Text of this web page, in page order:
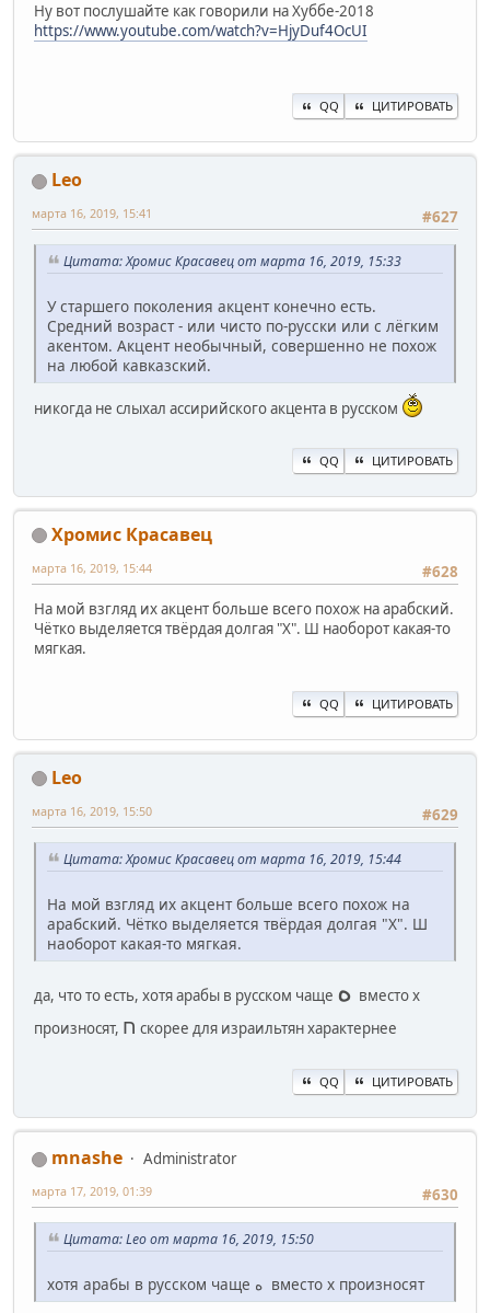
Ну вот послушайте как говорили на Хуббе-2018
https://www.youtube.com/watch?v=HjyDuf4OcUI
QQ ЦИТИРОВАТЬ
Leo
#627
марта 16, 2019, 15:41
Цитата: Хромис Красавец от марта 16, 2019, 15:33
У старшего поколения акцент конечно есть.
Средний возраст - или чисто по-русски или с лёгким
акентом. Акцент необычный, совершенно не похож
на любой кавказский.
никогда не слыхал ассирийского акцента в русском
QQ ЦИТИРОВАТЬ
Хромис Красавец
#628
марта 16, 2019, 15:44
На мой взгляд их акцент больше всего похож на арабский.
Чётко выделяется твёрдая долгая "Х". Ш наоборот какая-то
мягкая.
QQ ЦИТИРОВАТЬ
Leo
#629
марта 16, 2019, 15:50
Цитата: Хромис Красавец от марта 16, 2019, 15:44
На мой взгляд их акцент больше всего похож на
арабский. Чётко выделяется твёрдая долгая "Х". Ш
наоборот какая-то мягкая.
да, что то есть, хотя арабы в русском чаще ﻩ вместо х
произносят, ח скорее для израильтян характернее
QQ ЦИТИРОВАТЬ
mnashe
Administrator
#630
марта 17, 2019, 01:39
Цитата: Leo от марта 16, 2019, 15:50
хотя арабы в русском чаще ﻩ вместо х произносят